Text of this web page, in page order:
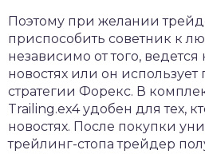
Поэтому при желании
приспособить советник к
независимо от того,
новостях или он
стратегии Форекс. В
Trailing.ex4 удобен для тех,
новостях. После покупки
трейлинг-стопа трейдер